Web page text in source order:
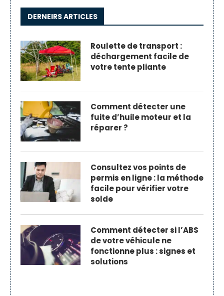
DERNEIRS ARTICLES
Roulette de transport :
déchargement facile de
votre tente pliante
Comment détecter une
fuite d’huile moteur et la
réparer ?
Consultez vos points de
permis en ligne : la méthode
facile pour vérifier votre
solde
Comment détecter si l’ABS
de votre véhicule ne
fonctionne plus : signes et
solutions